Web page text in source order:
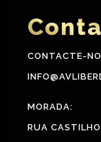
CONTACTE-
MORADA:
RUA